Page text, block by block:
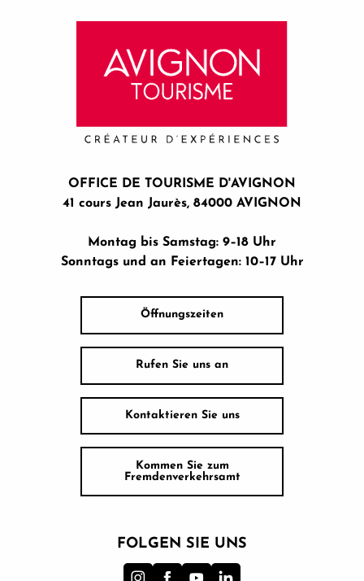
OFFICE DE TOURISME D'AVIGNON
41 cours Jean Jaurès, 84000 AVIGNON
Montag bis Samstag: 9–18 Uhr
Sonntags und an Feiertagen: 10–17 Uhr
Öffnungszeiten
Rufen Sie uns an
Kontaktieren Sie uns
Kommen Sie zum
Fremdenverkehrsamt
FOLGEN SIE UNS